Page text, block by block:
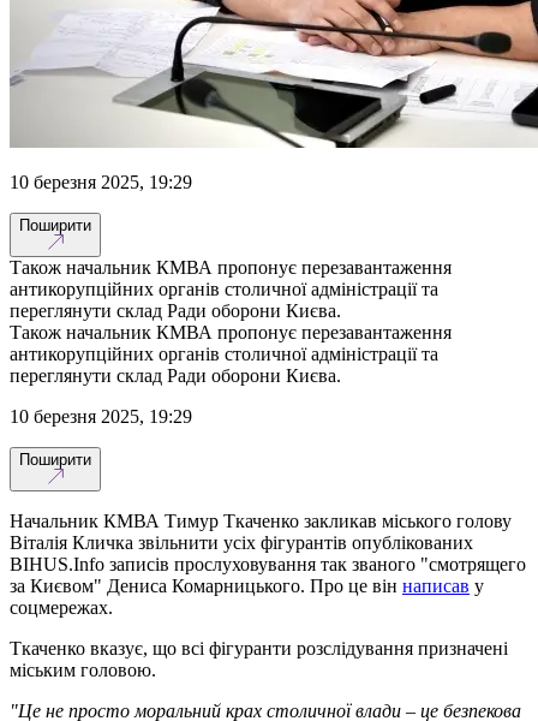
10 березня 2025, 19:29
Поширити
Також начальник КМВА пропонує перезавантаження
антикорупційних органів столичної адміністрації та
переглянути склад Ради оборони Києва.
Також начальник КМВА пропонує перезавантаження
антикорупційних органів столичної адміністрації та
переглянути склад Ради оборони Києва.
10 березня 2025, 19:29
Поширити
Начальник КМВА Тимур Ткаченко закликав міського голову
Віталія Кличка звільнити усіх фігурантів опублікованих
BIHUS.Info записів прослуховування так званого "смотрящего
за Києвом" Дениса Комарницького. Про це він написав у
соцмережах.
Ткаченко вказує, що всі фігуранти розслідування призначені
міським головою.
"Це не просто моральний крах столичної влади – це безпекова